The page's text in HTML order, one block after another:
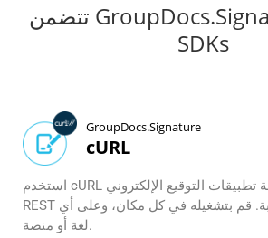
تتضمن GroupDocs.Signature Cloud
SDKs
GroupDocs.Signature
cURL
استخدم cURL للاتصال بواجهة برمجة تطبيقات التوقيع الإلكتروني
REST المستندة إلى السحابة. قم بتشغيله في كل مكان، وعلى أي
لغة أو منصة.